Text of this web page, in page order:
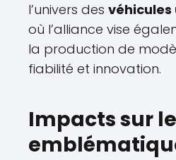
l’univers des
où l’alliance vise
la production de
fiabilité et innovation.
Impacts sur